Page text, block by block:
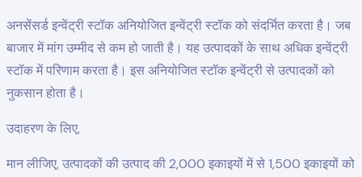
अनसेंसर्ड इन्वेंट्री स्टॉक अनियोजित इन्वेंट्री स्टॉक को संदर्भित करता है। जब
बाजार में मांग उम्मीद से कम हो जाती है। यह उत्पादकों के साथ अधिक इन्वेंट्री
स्टॉक में परिणाम करता है। इस अनियोजित स्टॉक इन्वेंट्री से उत्पादकों को
नुकसान होता है।
उदाहरण के लिए,
मान लीजिए, उत्पादकों की उत्पाद की 2,000 इकाइयों में से 1,500 इकाइयों को